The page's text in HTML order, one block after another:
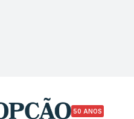
50 ANOS